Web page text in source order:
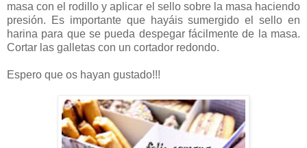
masa con el rodillo y aplicar el sello sobre la masa haciendo
presión. Es importante que hayáis sumergido el sello en
harina para que se pueda despegar fácilmente de la masa.
Cortar las galletas con un cortador redondo.
Espero que os hayan gustado!!!